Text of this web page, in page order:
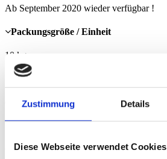
Zustimmung Details
Diese Webseite verwendet Cookies
Ab September 2020 wieder verfügbar !
Packungsgröße / Einheit
10 kg
Maße
600 x 420mm (B x H)
verfügbar/lieferbar